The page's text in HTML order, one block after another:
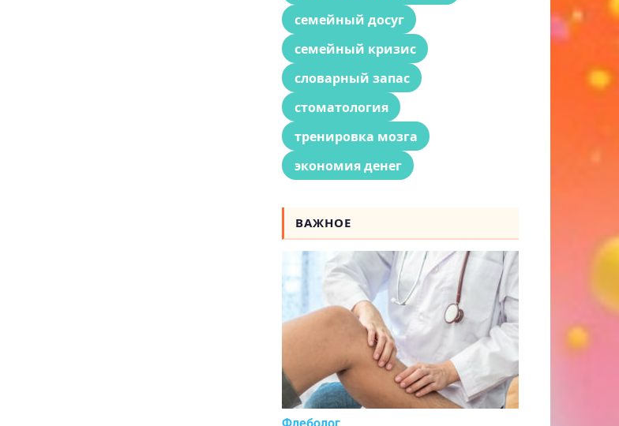
семейный досуг
семейный кризис
словарный запас
стоматология
тренировка мозга
экономия денег
ВАЖНОЕ